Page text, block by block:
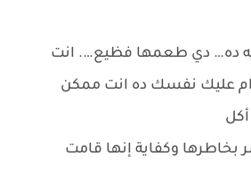
إيه ده… دي طعمها فظيع…. انت
عليك نفسك ده انت ممكن
وكفاية إنها قامت